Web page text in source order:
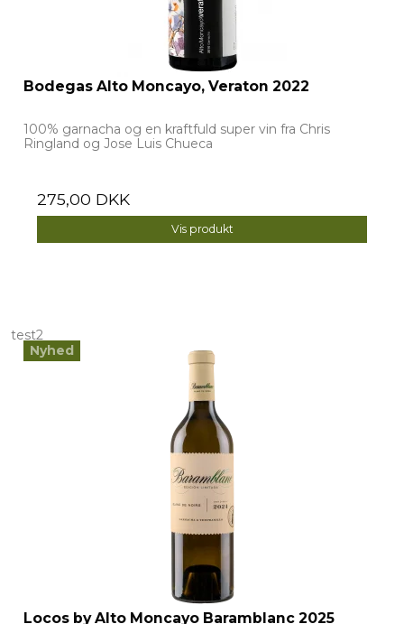
Bodegas Alto Moncayo, Veraton 2022
100% garnacha og en kraftfuld super vin fra Chris
Ringland og Jose Luis Chueca
275,00 DKK
Vis produkt
Nyhed
test2
Locos by Alto Moncayo Baramblanc 2025